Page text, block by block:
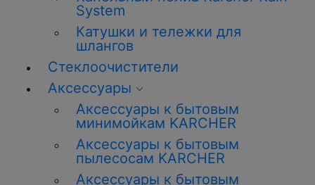
System
Катушки и тележки для
шлангов
Стеклоочистители
Аксессуары
Аксессуары к бытовым
минимойкам KARCHER
Аксессуары к бытовым
пылесосам KARCHER
Аксессуары к бытовым